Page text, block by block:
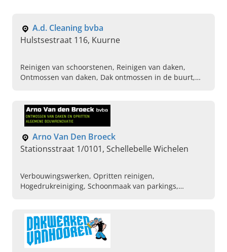
A.d. Cleaning bvba
Hulstsestraat 116, Kuurne
Reinigen van schoorstenen, Reinigen van daken,
Ontmossen van daken, Dak ontmossen in de buurt,
Professionele reinigingsbedrijf
Arno Van Den Broeck
Stationsstraat 1/0101, Schellebelle Wichelen
Verbouwingswerken, Opritten reinigen,
Hogedrukreiniging, Schoonmaak van parkings,